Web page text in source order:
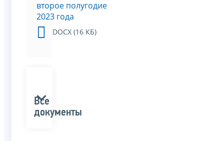
второе полугодие
2023 года
DOCX (16 КБ)
Все
документы